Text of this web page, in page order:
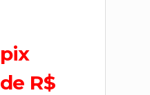
R$